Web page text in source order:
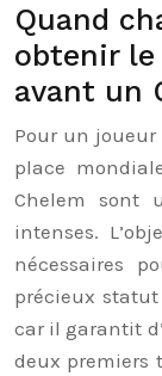
Quand
obtenir
avant un
Pour un joueur
place
Chelem sont
intenses.
nécessaires
précieux
car il garantit
deux premiers